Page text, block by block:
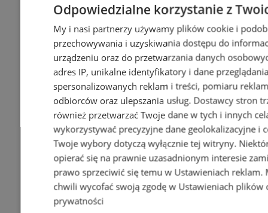
Odpowiedzialne korzystanie z
My i nasi partnerzy używamy plików cookie i
przechowywania i uzyskiwania dostępu do
urządzeniu oraz do przetwarzania danych
adres IP, unikalne identyfikatory i dane
spersonalizowanych reklam i treści, pomiaru
odbiorców oraz ulepszania usług. Dostawcy stron
również przetwarzać Twoje dane w tych i innych
wykorzystywać precyzyjne dane geolokalizacyjne i
Twoje wybory dotyczą wyłącznie tej witryny.
opierać się na prawnie uzasadnionym interesie
prawo sprzeciwić się temu w Ustawieniach reklam.
chwili wycofać swoją zgodę w Ustawieniach plików
prywatności